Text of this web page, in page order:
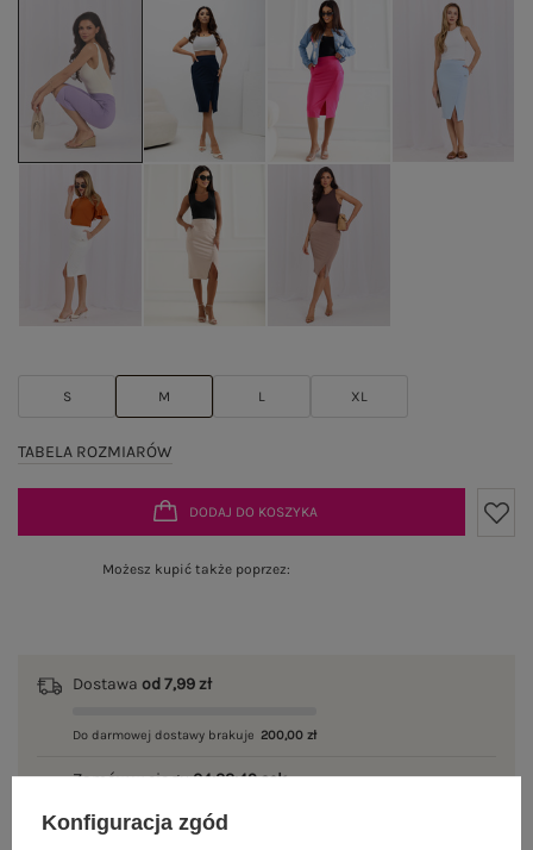
S M L XL
TABELA ROZMIARÓW
DODAJ DO KOSZYKA
Możesz kupić także poprzez:
Dostawa od 7,99 zł
Do darmowej dostawy brakuje 200,00 zł
Zamów w ciągu04:22:49 sek.,
Konfiguracja zgód